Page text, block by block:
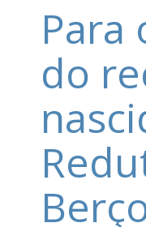
Para
do